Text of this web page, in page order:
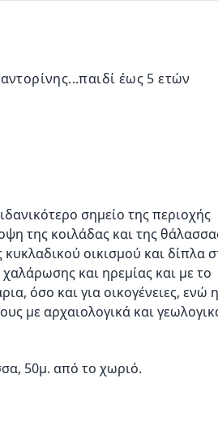
έως 5 ετών
σημείο της περιοχής
της κοιλάδας και της
οικισμού και δίπλα
και ηρεμίας και με το
όσο και για οικογένειες, ενώ η
με αρχαιολογικά και
50μ. από το χωριό.